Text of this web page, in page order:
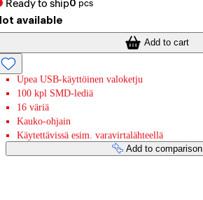
Ready to ship0 pcs
available
Add to cart
Upea USB-käyttöinen valoketju
100 kpl SMD-lediä
16 väriä
Kauko-ohjain
Käytettävissä esim. varavirtalähteellä
Add to comparison